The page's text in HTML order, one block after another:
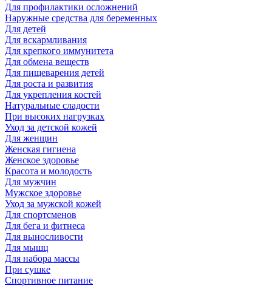
Для профилактики осложнений
Наружные средства для беременных
Для детей
Для вскармливания
Для крепкого иммунитета
Для обмена веществ
Для пищеварения детей
Для роста и развития
Для укрепления костей
Натуральные сладости
При высоких нагрузках
Уход за детской кожей
Для женщин
Женская гигиена
Женское здоровье
Красота и молодость
Для мужчин
Мужское здоровье
Уход за мужской кожей
Для спортсменов
Для бега и фитнеса
Для выносливости
Для мышц
Для набора массы
При сушке
Спортивное питание